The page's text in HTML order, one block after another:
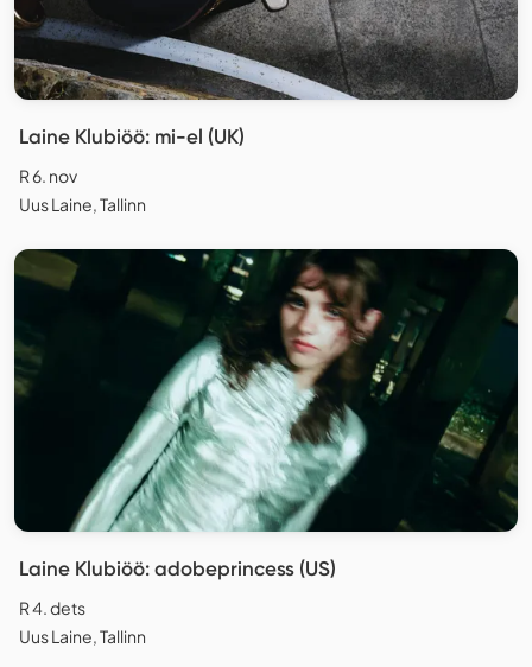
Laine Klubiöö: mi-el (UK)
R 6. nov
Uus Laine, Tallinn
Laine Klubiöö: adobeprincess (US)
R 4. dets
Uus Laine, Tallinn